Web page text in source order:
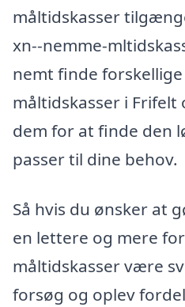
måltidskasser
xn--nemme-
nemt finde
måltidskasser i Frifelt
dem for at finde den
passer til dine behov.
Så hvis du ønsker at
en lettere og mere
måltidskasser være
forsøg og oplev